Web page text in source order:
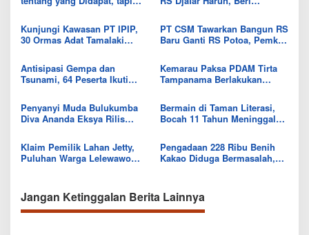
Diberikan
untuk Pasien
Kunjungi Kawasan PT IPIP,
30 Ormas Adat Tamalaki
Bumi Mekongga
PT CSM Tawarkan Bangun RS
Baru Ganti RS Potoa, Pemkab
Aset
Antisipasi Gempa dan
Tsunami, 64 Peserta Ikuti
Kolaka Utara
Kemarau Paksa PDAM Tirta
Tampanama Berlakukan
IKK Wawo
Penyanyi Muda Bulukumba
Diva Ananda Eksya Rilis
Eksistensi Musik Bugis
Bermain di Taman Literasi,
Bocah 11 Tahun Meninggal
Klaim Pemilik Lahan Jetty,
Puluhan Warga Lelewawo
Pengadaan 228 Ribu Benih
Kakao Diduga Bermasalah,
Jangan Ketinggalan Berita Lainnya